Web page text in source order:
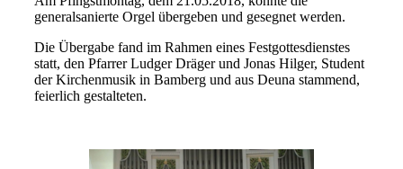
generalsanierte Orgel übergeben und gesegnet werden.
Die Übergabe fand im Rahmen eines Festgottesdienstes
statt, den Pfarrer Ludger Dräger und Jonas Hilger, Student
der Kirchenmusik in Bamberg und aus Deuna stammend,
feierlich gestalteten.